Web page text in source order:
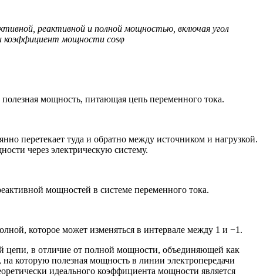
реактивной и полной мощностью, включая угол
коэффициент мощности cosφ
мощность, питающая цепь переменного тока.
перетекает туда и обратно между источником и нагрузкой.
через электрическую систему.
мощностей в системе переменного тока.
которое может изменяться в интервале между 1 и −1.
в отличие от полной мощности, объединяющей как
которую полезная мощность в линии электропередачи
идеального коэффициента мощности является